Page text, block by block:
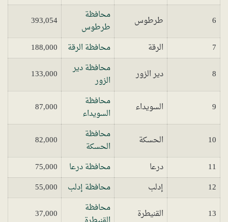
6
طرطوس
محافظة
طرطوس
393,054
7
الرقة محافظة الرقة
188,000
8
دير الزور
محافظة دير
الزور
133,000
9 السويداء
محافظة
السويداء
87,000
10 الحسكة
محافظة
الحسكة
82,000
11
درعا محافظة درعا
75,000
12
إدلب محافظة إدلب
55,000
13
القنيطرة
محافظة
37,000